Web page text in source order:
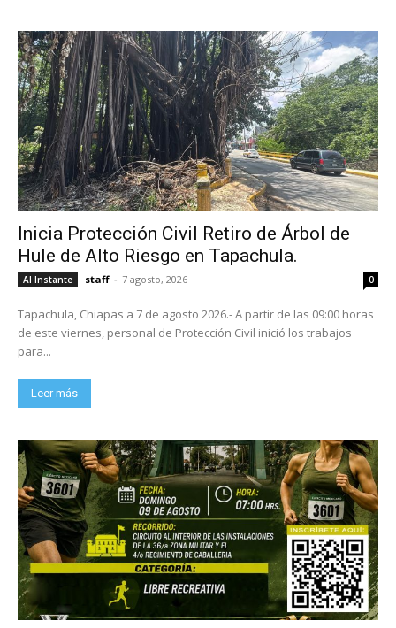
Inicia Protección Civil Retiro de Árbol de
Hule de Alto Riesgo en Tapachula.
Al Instante staff - 7 agosto, 2026 0
Tapachula, Chiapas a 7 de agosto 2026.- A partir de las 09:00 horas
de este viernes, personal de Protección Civil inició los trabajos
para...
Leer más